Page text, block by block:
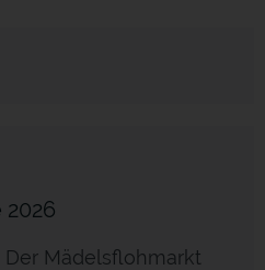
Mädelsflohmarkt